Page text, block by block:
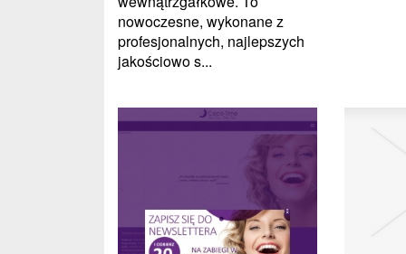
nowoczesne, wykonane z
profesjonalnych, najlepszych
jakościowo s...